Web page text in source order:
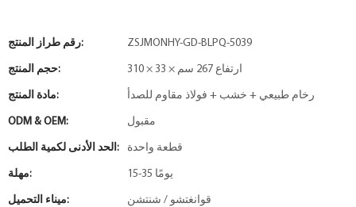
رقم طراز المنتج: ZSJMONHY-GD-BLPQ-5039
حجم المنتج: 310 × 33 × ارتفاع 267 سم
مادة المنتج: رخام طبيعي + خشب + فولاذ مقاوم للصدأ
ODM & OEM: مقبول
الحد الأدنى لكمية الطلب: قطعة واحدة
مهلة: 15-35 يومًا
ميناء التحميل: قوانغتشو / شنتشن